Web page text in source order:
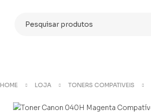
for:
HOME LOJA TONERS COMPATIVEIS